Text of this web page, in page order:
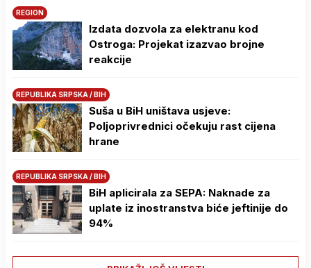
REGION
Izdata dozvola za elektranu kod
Ostroga: Projekat izazvao brojne
reakcije
REPUBLIKA SRPSKA / BIH
Suša u BiH uništava usjeve:
Poljoprivrednici očekuju rast cijena
hrane
REPUBLIKA SRPSKA / BIH
BiH aplicirala za SEPA: Naknade za
uplate iz inostranstva biće jeftinije do
94%